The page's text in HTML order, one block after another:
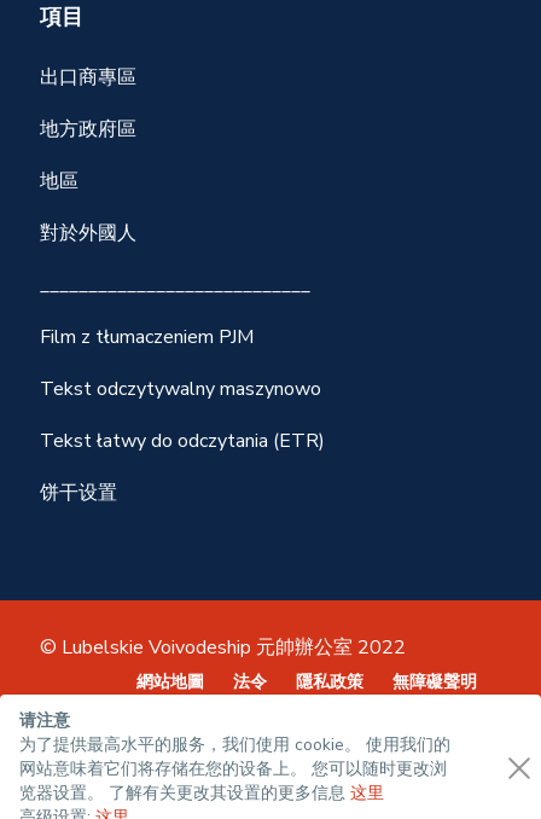
項目
出口商專區
地方政府區
地區
對於外國人
____________________________
Film z tłumaczeniem PJM
Tekst odczytywalny maszynowo
Tekst łatwy do odczytania (ETR)
饼干设置
© Lubelskie Voivodeship 元帥辦公室 2022
網站地圖 法令 隱私政策 無障礙聲明
请注意
为了提供最高水平的服务，我们使用 cookie。 使用我们的
网站意味着它们将存储在您的设备上。 您可以随时更改浏
览器设置。 了解有关更改其设置的更多信息 这里